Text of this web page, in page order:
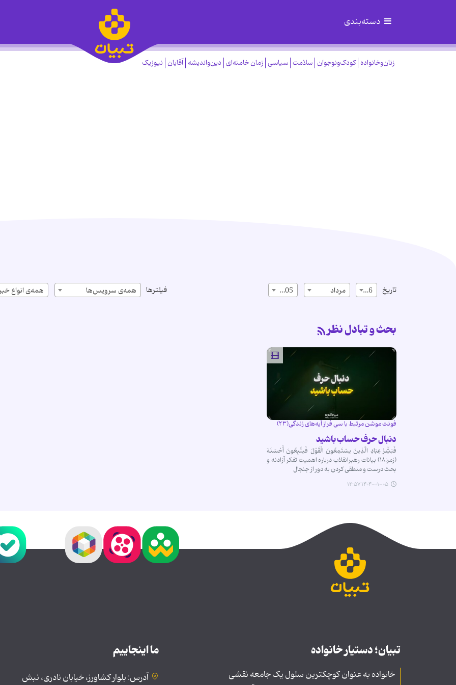
دسته‌بندی
زنان‌وخانواده کودک‌ونوجوان سلامت سیاسی زمان خامنه‌ای دین‌واندیشه آقایان نیوزیک
تاریخ 16 مرداد 1405 فیلترها همه‌ی سرویس‌ها همه‌ی انواع خبر
بحث و تبادل نظر
فونت موشن مرتبط با سی فراز آیه‌های زندگی(۲۳)
دنبال حرف حساب باشید
فَبَشِّرْ عِبَادِ الَّذِینَ یسْتَمِعُونَ الْقَوْلَ فَیتَّبِعُونَ أَحْسَنَهَ
(زمر:۱۸) بیانات رهبرانقلاب درباره اهمیت تفکر آزادنه و
بحث درست و منطقی کردن به دور از جنجال
۱۴۰۴-۰۱-۰۵ ۱۲:۵۷
تبیان؛ دستیار خانواده
خانواده به عنوان کوچکترین سلول یک جامعه نقشی
ما اینجاییم
آدرس: بلوار کشاورز، خیابان نادری، نبش